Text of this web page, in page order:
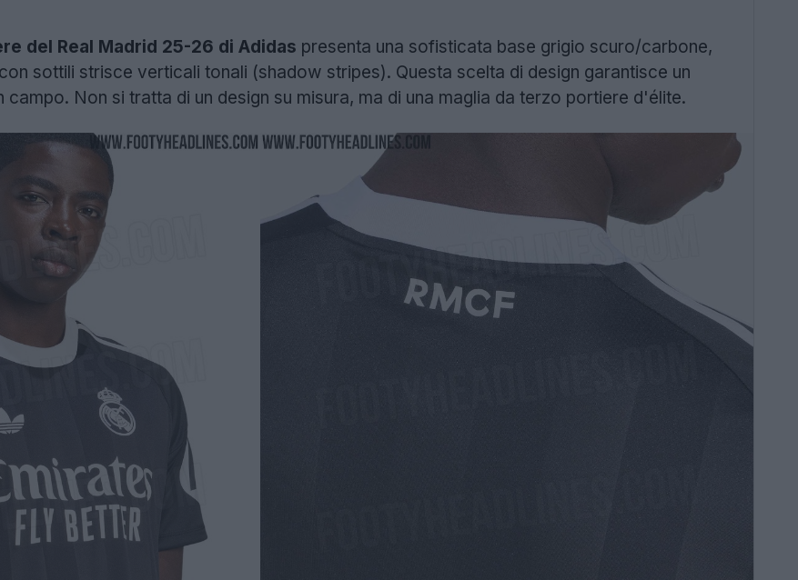
del Real Madrid 25-26 di Adidas presenta una sofisticata base grigio scuro/carbone,
sottili strisce verticali tonali (shadow stripes). Questa scelta di design garantisce un
campo. Non si tratta di un design su misura, ma di una maglia da terzo portiere d'élite.